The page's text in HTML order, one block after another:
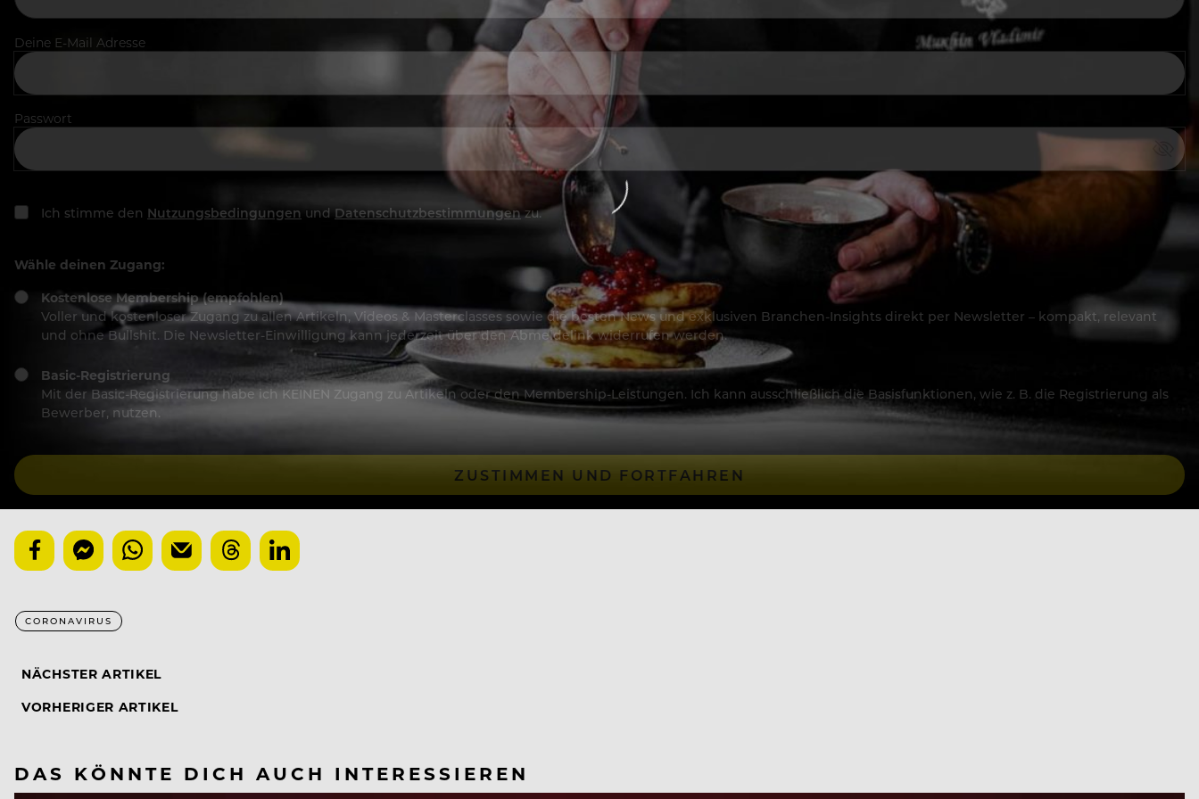
Deine E-Mail Adresse
Passwort
Ich stimme den Nutzungsbedingungen und Datenschutzbestimmungenzu.
Wähle deinen Zugang:
Kostenlose Membership (empfohlen)
Voller und kostenloser Zugang zu allen Artikeln, Videos & Masterclasses sowie die besten News und exklusiven Branchen-Insights direkt per Newsletter – kompakt, relevant
und ohne Bullshit. Die Newsletter-Einwilligung kann jederzeit über den Abmeldelink widerrufen werden.
Basic-Registrierung
Mit der Basic-Registrierung habe ich KEINEN Zugang zu Artikeln oder den Membership-Leistungen. Ich kann ausschließlich die Basisfunktionen, wie z. B. die Registrierung als
Bewerber, nutzen.
ZUSTIMMEN UND FORTFAHREN
CORONAVIRUS
NÄCHSTER ARTIKEL
VORHERIGER ARTIKEL
DAS KÖNNTE DICH AUCH INTERESSIEREN